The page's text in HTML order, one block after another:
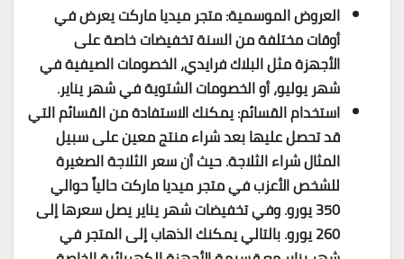
العروض الموسمية: متجر ميديا ماركت يعرض في
أوقات مختلفة من السنة تخفيضات خاصة على
الأجهزة مثل البلاك فرايدي، الخصومات الصيفية في
شهر يوليو، أو الخصومات الشتوية في شهر يناير.
استخدام القسائم: يمكنك الاستفادة من القسائم التي
قد تحصل عليها بعد شراء منتج معين على سبيل
المثال شراء الثلاجة. حيث أن سعر الثلاجة الصغيرة
للشخص الأعزب في متجر ميديا ماركت حالياً حوالي
350 يورو. وفي تخفيضات شهر يناير يصل سعرها إلى
260 يورو. بالتالي يمكنك الذهاب إلى المتجر في